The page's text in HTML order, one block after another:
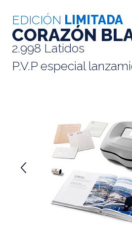
EDICIÓN LIMITADA
CORAZÓN
2.998 Latidos
P.V.P especial